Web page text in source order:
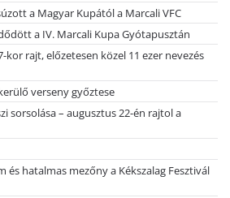
a Magyar Kupától a Marcali VFC
a IV. Marcali Kupa Gyótapusztán
kor rajt, előzetesen közel 11 ezer nevezés
verseny győztese
sorsolása – augusztus 22-én rajtol a
és hatalmas mezőny a Kékszalag Fesztivál